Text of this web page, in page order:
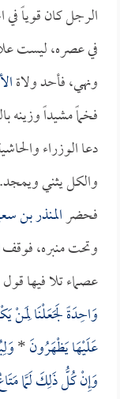
الرجل كان قوياً في
في عصره، ليست
ونهي، فأحد ولاة
فخماً مشيداً وزينه
دعا الوزراء
والكل يثني ويمجد.
فحضرالمنذر بن
وتحت منبره، فوقف
عصماء تلا فيها
وَاحِدَةً لَجَعَلْنَا لِمَنْ
عَلَيْهَا يَظْهَرُونَ*
وَإِنْ كُلُّ ذَلِكَ لَمَّا